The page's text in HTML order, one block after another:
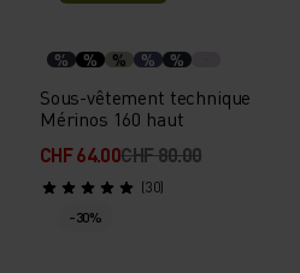
% % % % %
Sous-vêtement technique
Mérinos 160 haut
CHF 64.00CHF 80.00
(30)
-30%